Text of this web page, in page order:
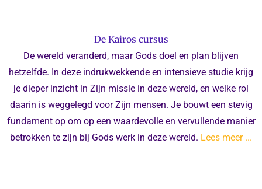
De Kairos cursus
De wereld veranderd, maar Gods doel en plan blijven
hetzelfde. In deze indrukwekkende en intensieve studie krijg
je dieper inzicht in Zijn missie in deze wereld, en welke rol
daarin is weggelegd voor Zijn mensen. Je bouwt een stevig
fundament op om op een waardevolle en vervullende manier
betrokken te zijn bij Gods werk in deze wereld. Lees meer ...